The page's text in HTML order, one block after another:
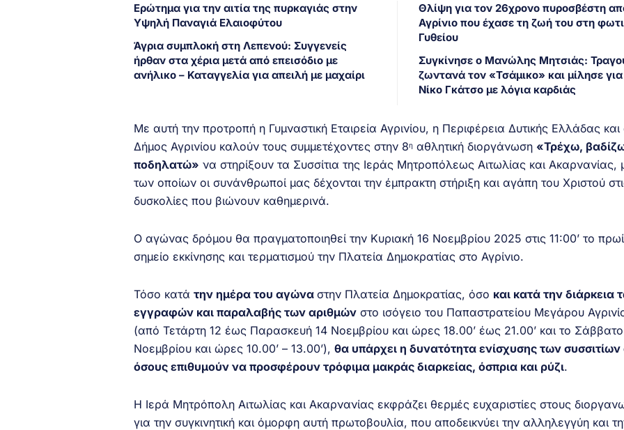
Ερώτημα για την αιτία της πυρκαγιάς στην
Υψηλή Παναγιά Ελαιοφύτου
Άγρια συμπλοκή στη Λεπενού: Συγγενείς
ήρθαν στα χέρια μετά από επεισόδιο με
ανήλικο – Καταγγελία για απειλή με μαχαίρι
Θλίψη για τον 26χρονο πυροσβέστη
Αγρίνιο που έχασε τη ζωή του στη
Γυθείου
Συγκίνησε ο Μανώλης Μητσιάς:
ζωντανά τον «Τσάμικο» και μίλησε
Νίκο Γκάτσο με λόγια καρδιάς
Με αυτή την προτροπή η Γυμναστική Εταιρεία Αγρινίου, η Περιφέρεια Δυτικής Ελλάδας και
Δήμος Αγρινίου καλούν τους συμμετέχοντες στην 8η αθλητική διοργάνωση «Τρέχω,
ποδηλατώ» να στηρίξουν τα Συσσίτια της Ιεράς Μητροπόλεως Αιτωλίας και Ακαρνανίας,
των οποίων οι συνάνθρωποί μας δέχονται την έμπρακτη στήριξη και αγάπη του Χριστού
δυσκολίες που βιώνουν καθημερινά.
Ο αγώνας δρόμου θα πραγματοποιηθεί την Κυριακή 16 Νοεμβρίου 2025 στις 11:00’ το
σημείο εκκίνησης και τερματισμού την Πλατεία Δημοκρατίας στο Αγρίνιο.
Τόσο κατά την ημέρα του αγώνα στην Πλατεία Δημοκρατίας, όσο και κατά την διάρκεια
εγγραφών και παραλαβής των αριθμών στο ισόγειο του Παπαστρατείου Μεγάρου
(από Τετάρτη 12 έως Παρασκευή 14 Νοεμβρίου και ώρες 18.00’ έως 21.00’ και το
Νοεμβρίου και ώρες 10.00’ – 13.00’), θα υπάρχει η δυνατότητα ενίσχυσης των
όσους επιθυμούν να προσφέρουν τρόφιμα μακράς διαρκείας, όσπρια και ρύζι.
Η Ιερά Μητρόπολη Αιτωλίας και Ακαρνανίας εκφράζει θερμές ευχαριστίες στους
για την συγκινητική και όμορφη αυτή πρωτοβουλία, που αποδεικνύει την αλληλεγγύη και